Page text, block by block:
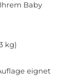
Baby
kg)
eignet